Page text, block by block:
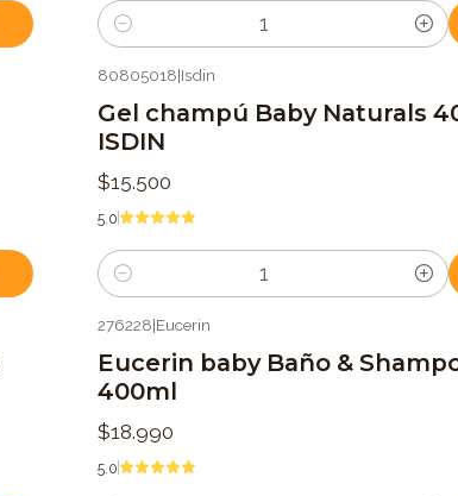
Cantidad
80805018|Isdin
Gel champú Baby Naturals
ISDIN
$15.500
5.0
Cantidad
276228|Eucerin
Eucerin baby Baño &
400ml
$18.990
5.0